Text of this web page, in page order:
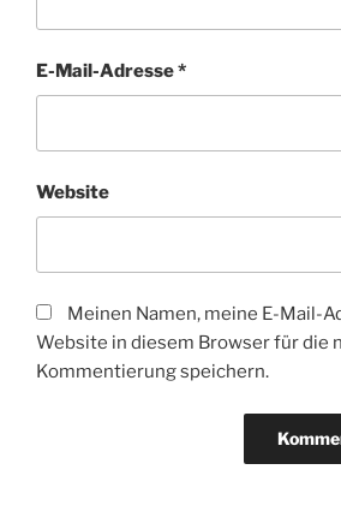
E-Mail-Adresse*
Website
Meinen Namen, meine E-Mail-
Website in diesem Browser für die
Kommentierung speichern.